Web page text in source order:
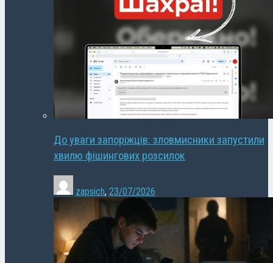
До уваги запоріжців: зловмисники запустили
хвилю фішингових розсилок
zapsich, 23/07/2026